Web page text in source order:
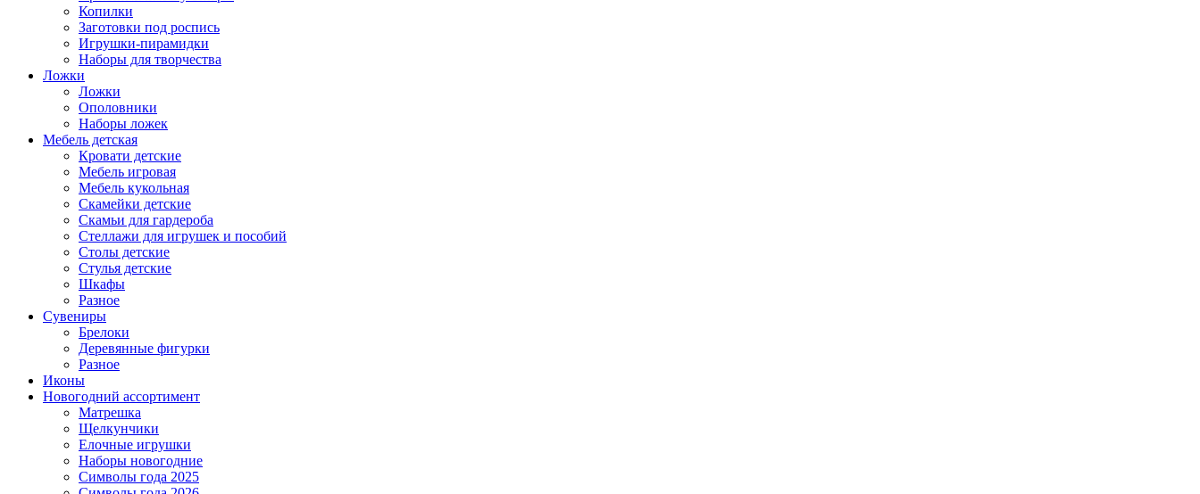
Копилки
Заготовки под роспись
Игрушки-пирамидки
Наборы для творчества
Ложки
Ложки
Ополовники
Наборы ложек
Мебель детская
Кровати детские
Мебель игровая
Мебель кукольная
Скамейки детские
Скамьи для гардероба
Стеллажи для игрушек и пособий
Столы детские
Стулья детские
Шкафы
Разное
Сувениры
Брелоки
Деревянные фигурки
Разное
Иконы
Новогодний ассортимент
Матрешка
Щелкунчики
Елочные игрушки
Наборы новогодние
Символы года 2025